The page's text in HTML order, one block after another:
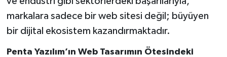
markalara sadece bir web sitesi değil; büyüyen
bir dijital ekosistem kazandırmaktadır.
Penta Yazılım’ın Web Tasarımın Ötesindeki